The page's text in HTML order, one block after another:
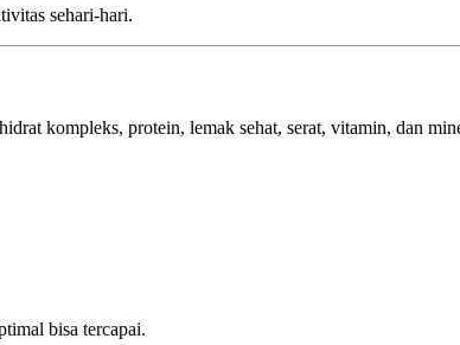
sehari-hari.
kompleks, protein, lemak sehat, serat, vitamin, dan
bisa tercapai.